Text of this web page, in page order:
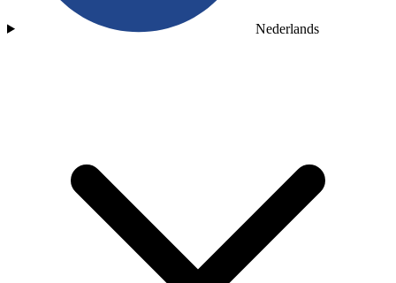
Nederlands